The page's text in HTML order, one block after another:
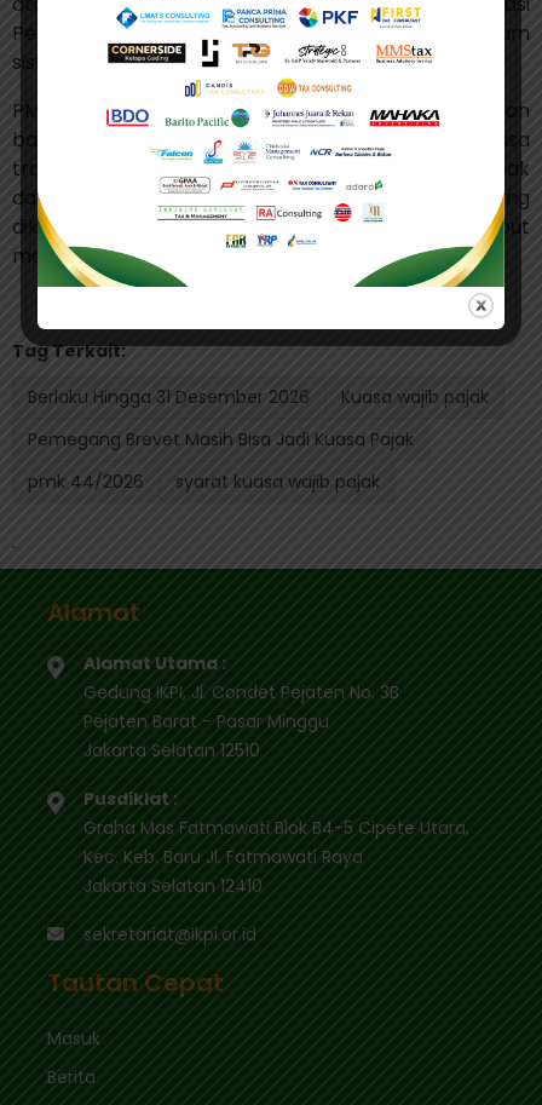
Perpajakan (KP2KP) untuk diadministrasikan dalam
sistem Direktorat Jenderal Pajak.
PMK 44 Tahun 2026 juga memberikan kepastian
bahwa Surat Kuasa Khusus yang dibuat selama masa
transisi tetap berlaku hingga pelaksanaan hak
dan/atau pemenuhan kewajiban perpajakan yang
dikuasakan selesai, meskipun proses tersebut
melewati tanggal 31 Desember 2026.
(bl)
Tag Terkait:
Berlaku Hingga 31 Desember 2026
Kuasa wajib pajak
Pemegang Brevet Masih Bisa Jadi Kuasa Pajak
pmk 44/2026
syarat kuasa wajib pajak
.
Alamat
Alamat Utama :
Gedung IKPI, Jl. Condet Pejaten No. 3B
Pejaten Barat - Pasar Minggu
Jakarta Selatan 12510
Pusdiklat :
Graha Mas Fatmawati Blok B4-5 Cipete Utara,
Kec. Keb. Baru Jl. Fatmawati Raya
Jakarta Selatan 12410
sekretariat@ikpi.or.id
Tautan Cepat
Masuk
Berita